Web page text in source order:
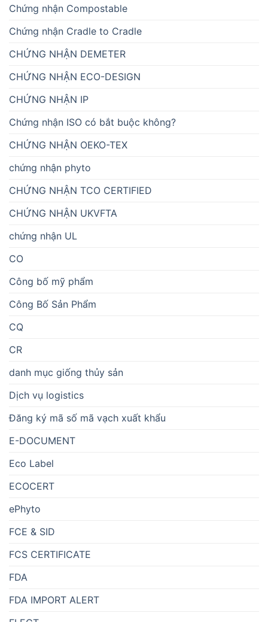
Chứng nhận Compostable
Chứng nhận Cradle to Cradle
CHỨNG NHẬN DEMETER
CHỨNG NHẬN ECO-DESIGN
CHỨNG NHẬN IP
Chứng nhận ISO có bắt buộc không?
CHỨNG NHẬN OEKO-TEX
chứng nhận phyto
CHỨNG NHẬN TCO CERTIFIED
CHỨNG NHẬN UKVFTA
chứng nhận UL
CO
Công bố mỹ phẩm
Công Bố Sản Phẩm
CQ
CR
danh mục giống thủy sản
Dịch vụ logistics
Đăng ký mã số mã vạch xuất khẩu
E-DOCUMENT
Eco Label
ECOCERT
ePhyto
FCE & SID
FCS CERTIFICATE
FDA
FDA IMPORT ALERT